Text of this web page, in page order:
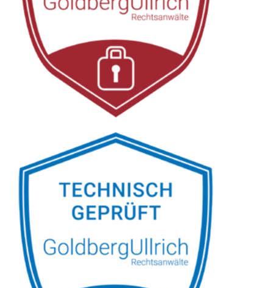
Linkenbach:
↗️GoldbergUllrich
Rechtsanwälte -
✓Datenschutzrecht,
Markenrecht, IT-Recht,
Wirtschaftsrecht